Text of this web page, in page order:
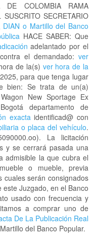
DE COLOMBIA RAMA
SECRETARIO
o Martillo del Banco
HACE SABER: Que
adelantado por el
contra el demandado: ver
de la(s) ver hora de la
para que tenga lugar
bien: Se trata de un(a)
New Sportage Ex
departamento de
exactaidentificad@ con
o placa del vehículo.
La licitación
y se cerrará pasada una
admisible la que cubra el
o mueble, previa
cuales serán consignados
Juzgado, en el Banco
usado con frecuencia y
a comprar uno de
De La Publicación Real
del Banco Popular.